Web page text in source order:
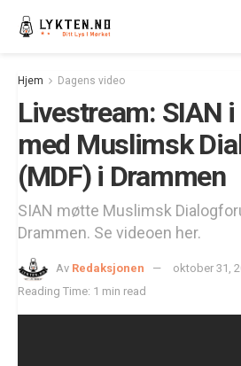
Hjem Dagens video
Livestream: SIAN
med Muslimsk
(MDF) i Drammen
SIAN møtte Muslimsk
Drammen. Se videoen her.
Av Redaksjonen
oktober 31,
Reading Time: 1 min read